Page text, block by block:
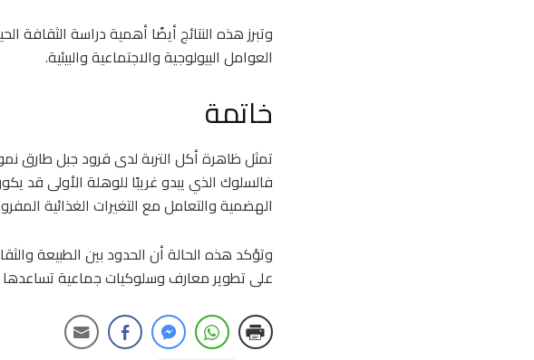
وتبرز هذه النتائج أيضًا أهمية دراسة الثقافة
العوامل البيولوجية والاجتماعية والبيئية.
خاتمة
تمثل ظاهرة أكل التربة لدى قرود جبل طارق
فالسلوك الذي يبدو غريبًا للوهلة الأولى قد
الهضمية والتعامل مع التغيرات الغذائية
وتؤكد هذه الحالة أن الحدود بين الطبيعة
على تطوير معارف وسلوكيات جماعية تساعدها